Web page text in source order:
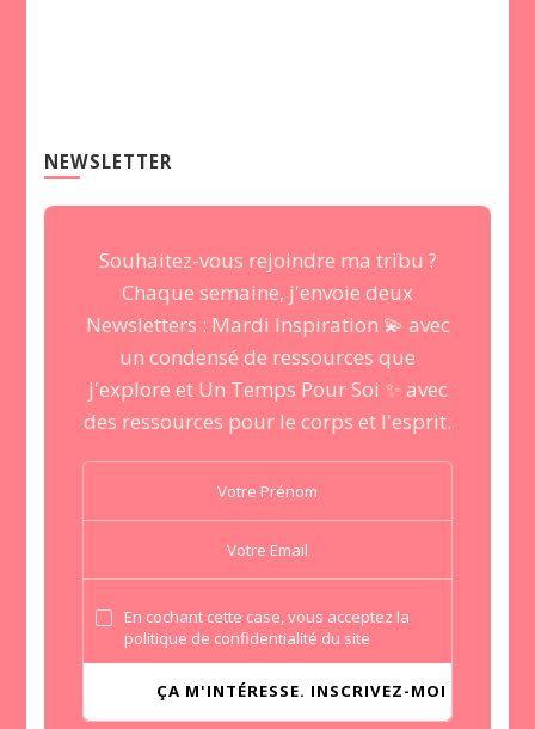
NEWSLETTER
Souhaitez-vous rejoindre ma tribu ?
Chaque semaine, j'envoie deux
Newsletters : Mardi Inspiration 💫 avec
un condensé de ressources que
j'explore et Un Temps Pour Soi ✨ avec
des ressources pour le corps et l'esprit.
En cochant cette case, vous acceptez la
politique de confidentialité du site